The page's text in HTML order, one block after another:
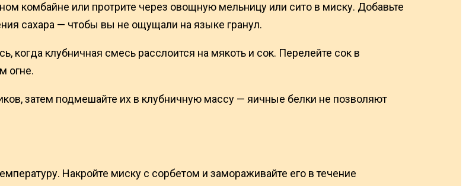
комбайне или протрите через овощную мельницу или сито в миску. Добавьте
сахара — чтобы вы не ощущали на языке гранул.
когда клубничная смесь расслоится на мякоть и сок. Перелейте сок в
огне.
затем подмешайте их в клубничную массу — яичные белки не позволяют
Накройте миску с сорбетом и замораживайте его в течение